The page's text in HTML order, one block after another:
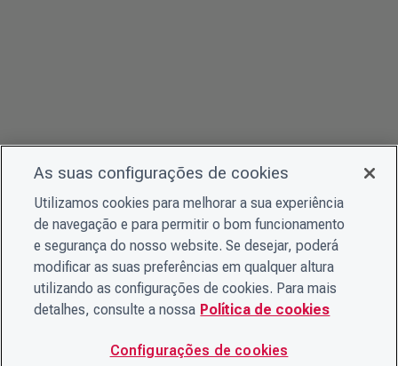
As suas configurações de cookies
Utilizamos cookies para melhorar a sua experiência
de navegação e para permitir o bom funcionamento
e segurança do nosso website. Se desejar, poderá
modificar as suas preferências em qualquer altura
utilizando as configurações de cookies. Para mais
detalhes, consulte a nossa Política de cookies
Configurações de cookies